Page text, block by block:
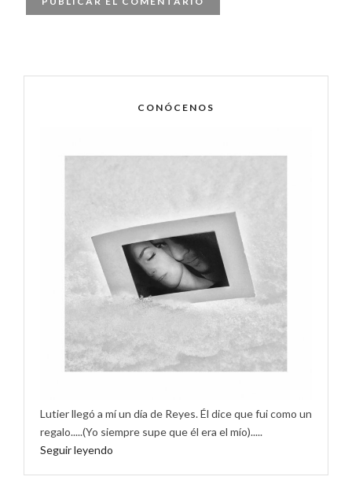
CONÓCENOS
Lutier llegó a mí un día de Reyes. Él dice que fui como un
regalo.....(Yo siempre supe que él era el mío).....
Seguir leyendo